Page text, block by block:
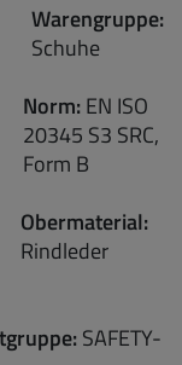
Warengruppe:
Schuhe
Norm: EN ISO
20345 S3 SRC,
Form B
Obermaterial:
Rindleder
SAFETY-